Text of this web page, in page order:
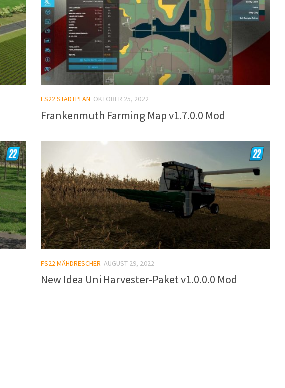
FS22 STADTPLAN OKTOBER 25, 2022
Frankenmuth Farming Map v1.7.0.0 Mod
FS22 MÄHDRESCHER AUGUST 29, 2022
New Idea Uni Harvester-Paket v1.0.0.0 Mod